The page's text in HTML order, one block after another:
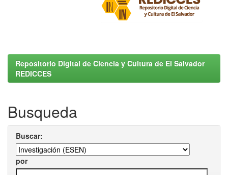
Repositorio Digital de Ciencia y Cultura de El Salvador
REDICCES
Busqueda
Buscar:
por